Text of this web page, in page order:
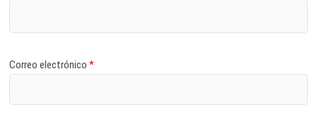
Correo electrónico*